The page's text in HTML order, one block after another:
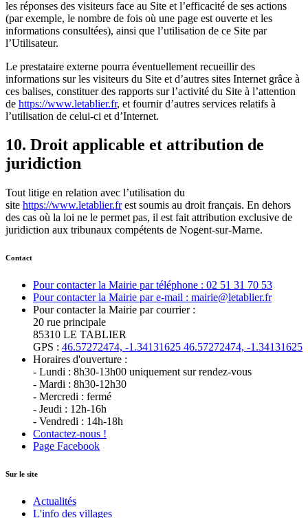
les réponses des visiteurs face au Site et l’efficacité de ses actions
(par exemple, le nombre de fois où une page est ouverte et les
informations consultées), ainsi que l’utilisation de ce Site par
l’Utilisateur.
Le prestataire externe pourra éventuellement recueillir des
informations sur les visiteurs du Site et d’autres sites Internet grâce à
ces balises, constituer des rapports sur l’activité du Site à l’attention
de https://www.letablier.fr, et fournir d’autres services relatifs à
l’utilisation de celui-ci et d’Internet.
10. Droit applicable et attribution de
juridiction
Tout litige en relation avec l’utilisation du
site https://www.letablier.frest soumis au droit français. En dehors
des cas où la loi ne le permet pas, il est fait attribution exclusive de
juridiction aux tribunaux compétents de Nogent-sur-Marne.
Contact
Pour contacter la Mairie par téléphone : 02 51 31 70 53
Pour contacter la Mairie par e-mail : mairie@letablier.fr
Pour contacter la Mairie par courrier :
20 rue principale
85310 LE TABLIER
GPS : 46.57272474, -1.34131625 46.57272474, -1.34131625
Horaires d'ouverture :
- Lundi : 8h30-13h00 uniquement sur rendez-vous
- Mardi : 8h30-12h30
- Mercredi : fermé
- Jeudi : 12h-16h
- Vendredi : 14h-18h
Contactez-nous !
Page Facebook
Sur le site
Actualités
L'info des villages